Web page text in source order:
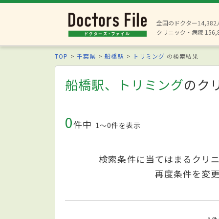
全国のドクター14,382
クリニック・病院
TOP 千葉県 船橋駅 トリミング の検索結果
船橋駅、トリミングのク
0件中 1〜0件を表示
検索条件に当てはまるクリ
再度条件を変